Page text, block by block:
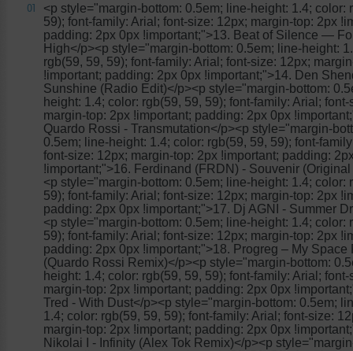
01
<p style="margin-bottom: 0.5em; line-height: 1.4; color:
59); font-family: Arial; font-size: 12px; margin-top: 2px
padding: 2px 0px !important;">13. Beat of Silence —
High</p><p style="margin-bottom: 0.5em; line-height:
rgb(59, 59, 59); font-family: Arial; font-size: 12px;
!important; padding: 2px 0px !important;">14. Den
Sunshine (Radio Edit)</p><p style="margin-bottom:
height: 1.4; color: rgb(59, 59, 59); font-family: Arial;
margin-top: 2px !important; padding: 2px 0px
Quardo Rossi - Transmutation</p><p style="margin-
0.5em; line-height: 1.4; color: rgb(59, 59, 59); font-
font-size: 12px; margin-top: 2px !important; padding:
!important;">16. Ferdinand (FRDN) - Souvenir (Original
<p style="margin-bottom: 0.5em; line-height: 1.4; color:
59); font-family: Arial; font-size: 12px; margin-top: 2px
padding: 2px 0px !important;">17. Dj AGNI - Summer
<p style="margin-bottom: 0.5em; line-height: 1.4; color:
59); font-family: Arial; font-size: 12px; margin-top: 2px
padding: 2px 0px !important;">18. Progreg – My Space
(Quardo Rossi Remix)</p><p style="margin-bottom:
height: 1.4; color: rgb(59, 59, 59); font-family: Arial;
margin-top: 2px !important; padding: 2px 0px
Tred - With Dust</p><p style="margin-bottom: 0.5em;
1.4; color: rgb(59, 59, 59); font-family: Arial; font-size:
margin-top: 2px !important; padding: 2px 0px
Nikolai I - Infinity (Alex Tok Remix)</p><p